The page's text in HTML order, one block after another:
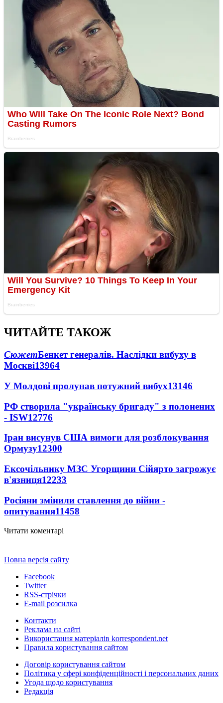
ЧИТАЙТЕ ТАКОЖ
СюжетБенкет генералів. Наслідки вибуху в
Москві13964
У Молдові пролунав потужний вибух13146
РФ створила "українську бригаду" з полонених
- ISW12776
Іран висунув США вимоги для розблокування
Ормузу12300
Ексочільнику МЗС Угорщини Сійярто загрожує
в'язниця12233
Росіяни змінили ставлення до війни -
опитування11458
Читати коментарі
Повна версія сайту
Facebook
Twitter
RSS-стрічки
E-mail розсилка
Контакти
Реклама на сайті
Використання матеріалів korrespondent.net
Правила користування сайтом
Договір користування сайтом
Політика у сфері конфіденційності і персональних даних
Угода щодо користування
Редакція